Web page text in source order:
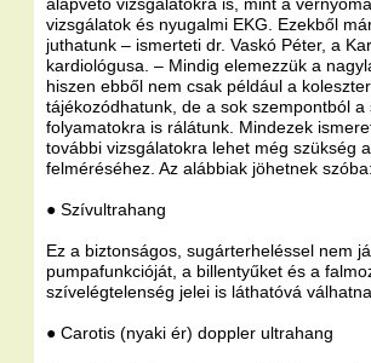
vizsgálatok és nyugalmi EKG. Ezekből
juthatunk – ismerteti dr. Vaskó Péter, a
kardiológusa. – Mindig elemezzük a
hiszen ebből nem csak például a
tájékozódhatunk, de a sok szempontból
folyamatokra is rálátunk. Mindezek
további vizsgálatokra lehet még szükség
felméréséhez. Az alábbiak jöhetnek
● Szívultrahang
Ez a biztonságos, sugárterheléssel nem
pumpafunkcióját, a billentyűket és a
szívelégtelenség jelei is láthatóvá
● Carotis (nyaki ér) doppler ultrahang